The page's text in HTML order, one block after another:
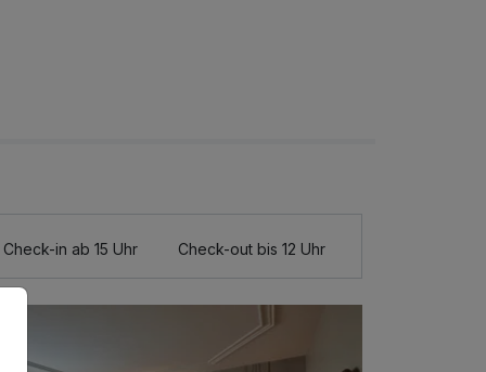
Check-in ab 15 Uhr Check-out bis 12 Uhr